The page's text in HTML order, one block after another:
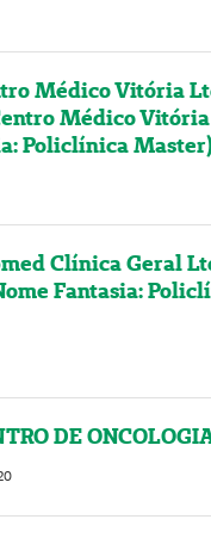
Médico Vitória
Médico
Policlínica
Clínica Geral
Fantasia:
DE